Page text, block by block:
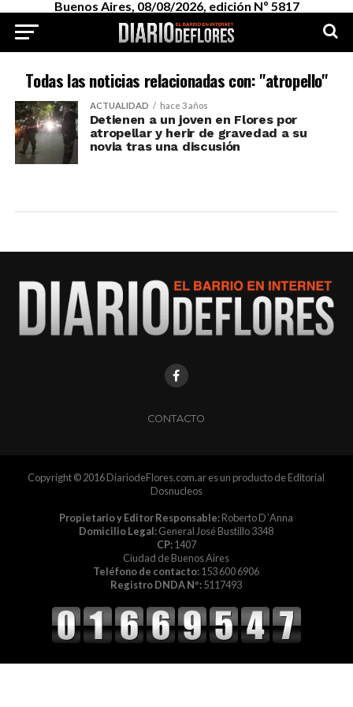
Buenos Aires, 08/08/2026, edición Nº 5817
Todas las noticias relacionadas con: "atropello"
ACTUALIDAD hace 3 años
Detienen a un joven en Flores por
atropellar y herir de gravedad a su
novia tras una discusión
CONTACTO
Copyright © 2016 DiariodeFlores.com.ar es un producto de Editorial
Dosnucleos
Propietario y Editor Responsable:Roberto D´Anna
Domicilio Legal:General José Bustillo 3348
CP:1407
Ciudad de Buenos Aires
Teléfono de contacto:153 600 6906
Registro DNDA Nº:5117493